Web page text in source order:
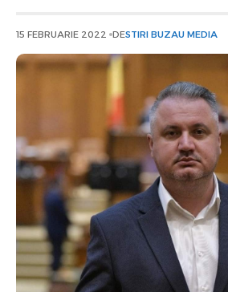
15 FEBRUARIE 2022 DESTIRI BUZAU MEDIA